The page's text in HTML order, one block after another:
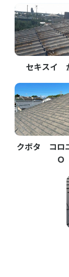
セキスイ
クボタ コロ
Ｏ